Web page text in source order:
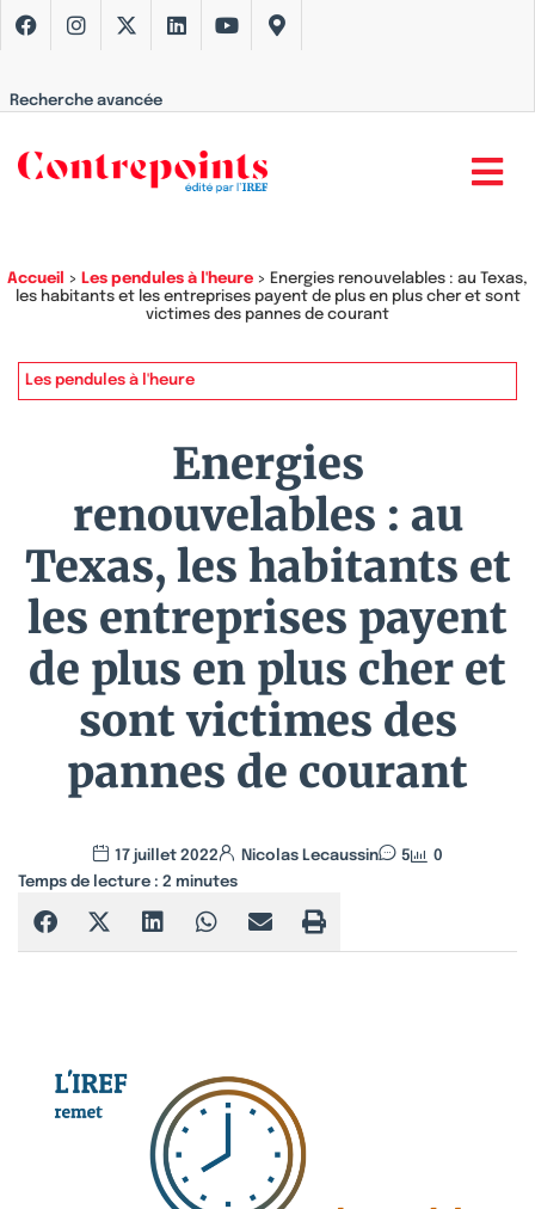
Recherche avancée
Accueil > Les pendules à l'heure > Energies renouvelables : au Texas,
les habitants et les entreprises payent de plus en plus cher et sont
victimes des pannes de courant
Les pendules à l'heure
Energies
renouvelables : au
Texas, les habitants et
les entreprises payent
de plus en plus cher et
sont victimes des
pannes de courant
17 juillet 2022 Nicolas Lecaussin 5
0
Temps de lecture : 2 minutes